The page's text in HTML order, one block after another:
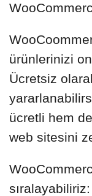
ürünlerinizi
Ücretsiz
ücretli hem
web sitesini
sıralayabiliriz: